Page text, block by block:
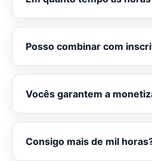
Posso combinar com
Vocês garantem a
Consigo mais de mil